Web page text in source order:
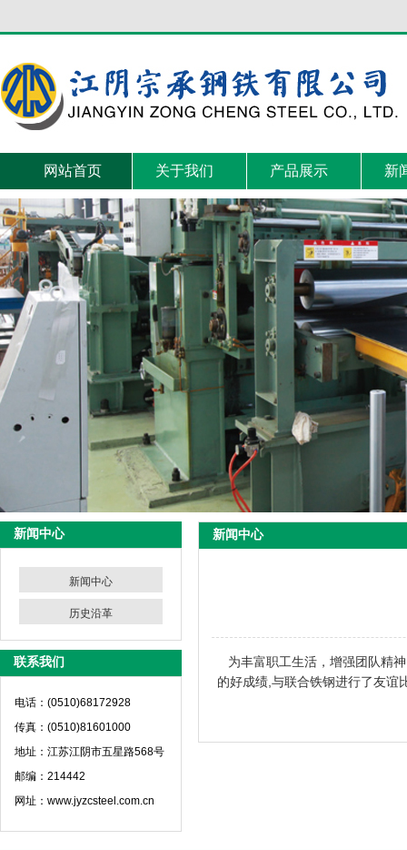
网站首页 关于我们 产品展示 新
新闻中心
新闻中心
历史沿革
联系我们
电话：(0510)68172928
传真：(0510)81601000
地址：江苏江阴市五星路568号
邮编：214442
网址：www.jyzcsteel.com.cn
新闻中心
为丰富职工生活，增强团队精
的好成绩,与联合铁钢进行了友谊